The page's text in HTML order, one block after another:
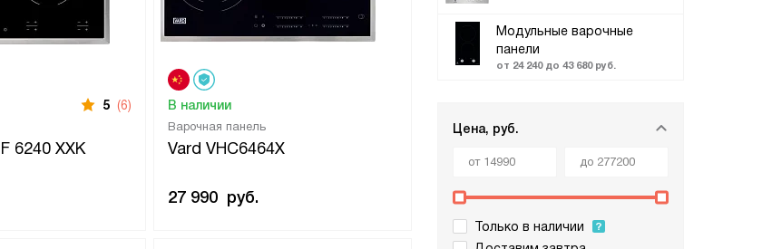
Модульные варочные
панели
от 24 240 до 43 680 руб.
Цена, руб.
Только в наличии
6240 XXK
5 (6)
Варочная панель
Vard VHC6464X
В наличии
27 990 руб.